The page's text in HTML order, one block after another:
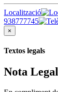
Localització
938777745
×
Textos legals
Nota Legal